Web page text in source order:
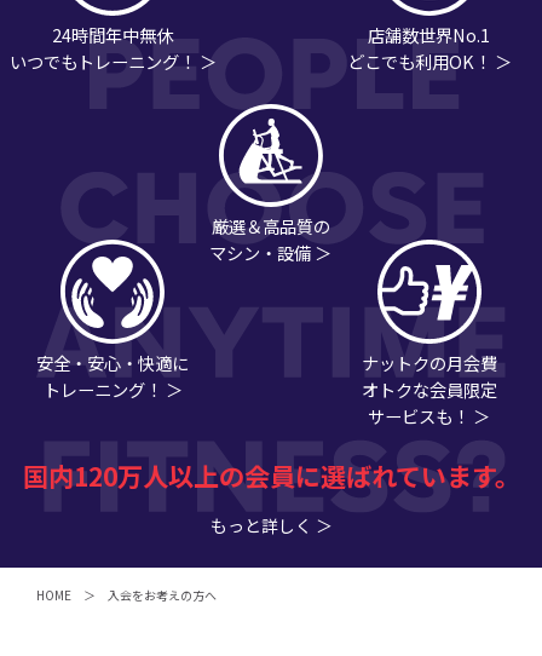
24時間年中無休
いつでもトレーニング！ ＞
店舗数世界No.1
どこでも利用OK！ ＞
厳選＆高品質の
マシン・設備 ＞
安全・安心・快適に
トレーニング！ ＞
ナットクの月会費
オトクな会員限定
サービスも！ ＞
国内120万人以上の会員に選ばれています。
もっと詳しく ＞
HOME 入会をお考えの方へ